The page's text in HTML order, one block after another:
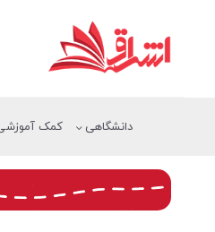
دانشگاهی کمک